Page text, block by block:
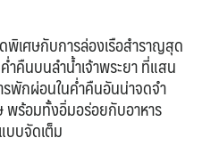
บัลแกเรีย โรมาเนีย 2
จอร์เจีย อาร์เมเนีย 1
สเปน โปรตุเกส 2
เศษกับการล่องเรือสำราญสุด
ำคืนบนลำน้ำเจ้าพระยา ที่แสน
พักผ่อนในค่ำคืนอันน่าจดจำ
ร้อมทั้งอิ่มอร่อยกับอาหาร
บบจัดเต็ม